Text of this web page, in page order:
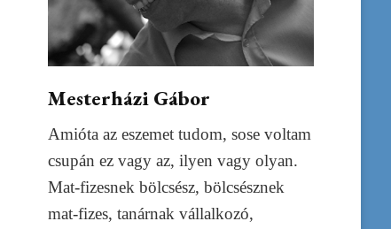
Mesterházi Gábor
Amióta az eszemet tudom, sose voltam
csupán ez vagy az, ilyen vagy olyan.
Mat-fizesnek bölcsész, bölcsésznek
mat-fizes, tanárnak vállalkozó,